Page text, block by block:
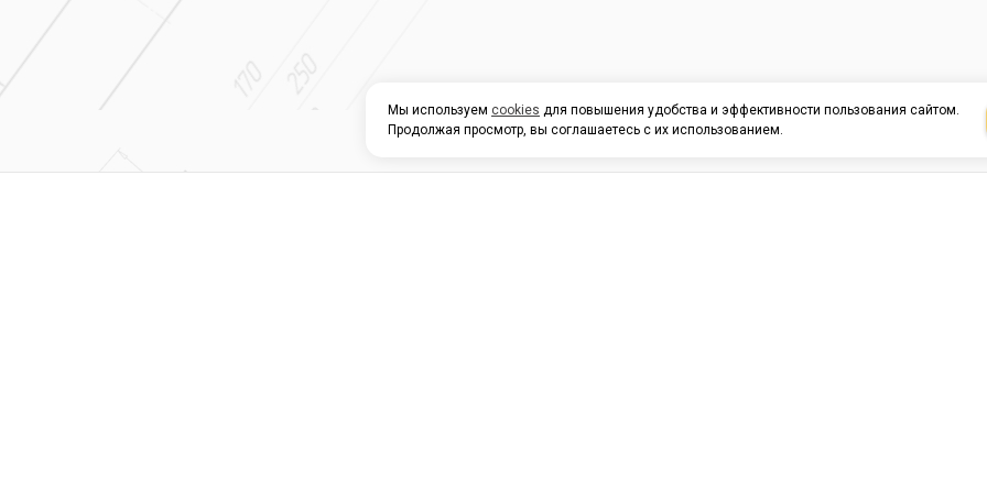
Мы используем cookies для повышения удобства и эффективности пользования сайтом.
Продолжая просмотр, вы соглашаетесь с их использованием.